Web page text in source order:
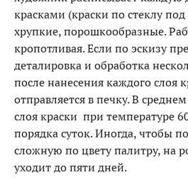
красками (краски по стеклу
хрупкие, порошкообразные.
кропотливая. Если по эскизу
деталировка и обработка
после нанесения каждого слоя
отправляется в печку. В
слоя краски при температуре
порядка суток. Иногда, чтобы
сложную по цвету палитру, на
уходит до пяти дней.